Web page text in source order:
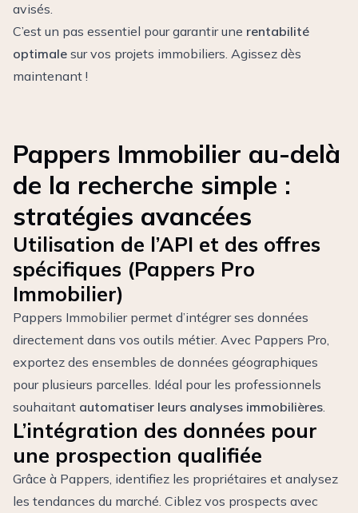
avisés.
C’est un pas essentiel pour garantir une rentabilité
optimale sur vos projets immobiliers. Agissez dès
maintenant !
Pappers Immobilier au-delà
de la recherche simple :
stratégies avancées
Utilisation de l’API et des offres
spécifiques (Pappers Pro
Immobilier)
Pappers Immobilier permet d’intégrer ses données
directement dans vos outils métier. Avec Pappers Pro,
exportez des ensembles de données géographiques
pour plusieurs parcelles. Idéal pour les professionnels
souhaitant automatiser leurs analyses immobilières.
L’intégration des données pour
une prospection qualifiée
Grâce à Pappers, identifiez les propriétaires et analysez
les tendances du marché. Ciblez vos prospects avec